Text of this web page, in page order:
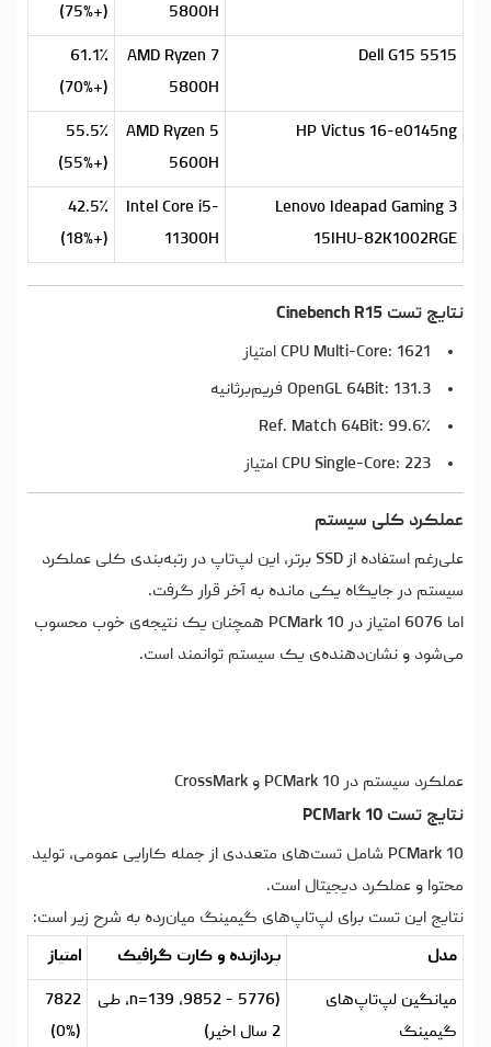
5800H
(+75%)
Dell G15 5515
AMD Ryzen 7
5800H
61.1٪
(+70%)
HP Victus 16-e0145ng
AMD Ryzen 5
5600H
55.5٪
(+55%)
Lenovo Ideapad Gaming 3
15IHU-82K1002RGE
Intel Core i5-
11300H
42.5٪
(+18%)
نتایج تست Cinebench R15
CPU Multi-Core: 1621 امتیاز
OpenGL 64Bit: 131.3 فریم‌برثانیه
Ref. Match 64Bit: 99.6٪
CPU Single-Core: 223 امتیاز
عملکرد کلی سیستم
علی‌رغم استفاده از SSD برتر، این لپ‌تاپ در رتبه‌بندی کلی عملکرد
سیستم در جایگاه یکی مانده به آخر قرار گرفت.
اما 6076 امتیاز در PCMark 10 همچنان یک نتیجه‌ی خوب محسوب
می‌شود و نشان‌دهنده‌ی یک سیستم توانمند است.
عملکرد سیستم در PCMark 10 و CrossMark
نتایج تست PCMark 10
PCMark 10 شامل تست‌های متعددی از جمله کارایی عمومی، تولید
محتوا و عملکرد دیجیتال است.
نتایج این تست برای لپ‌تاپ‌های گیمینگ میان‌رده به شرح زیر است:
مدل
پردازنده و کارت گرافیک
امتیاز
میانگین لپ‌تاپ‌های
گیمینگ
(5776 - 9852، n=139، طی
2 سال اخیر)
7822
(0%)